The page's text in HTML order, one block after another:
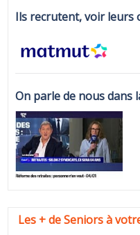
Ils recrutent, voir leurs
On parle de nous dans
Les + de Seniors à